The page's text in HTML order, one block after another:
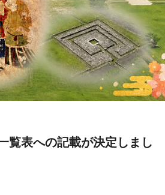
覧表への記載が決定しまし
奈